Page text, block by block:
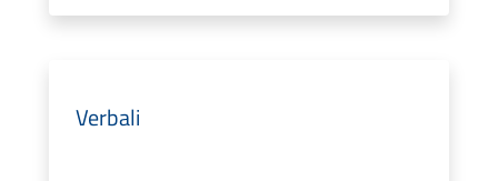
Verbali